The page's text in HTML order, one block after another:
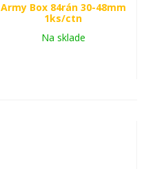
Army Box 84rán 30-48mm
1ks/ctn
Na sklade